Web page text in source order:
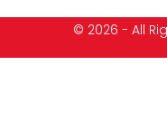
© 2026 - All